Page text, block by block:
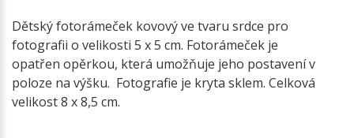
Dětský fotorámeček kovový ve tvaru srdce pro
fotografii o velikosti 5 x 5 cm. Fotorámeček je
opatřen opěrkou, která umožňuje jeho postavení v
poloze na výšku. Fotografie je kryta sklem. Celková
velikost 8 x 8,5 cm.